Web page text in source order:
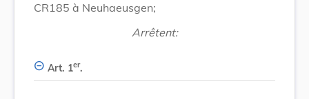
CR185 à Neuhaeusgen;
Arrêtent:
Art. 1er.